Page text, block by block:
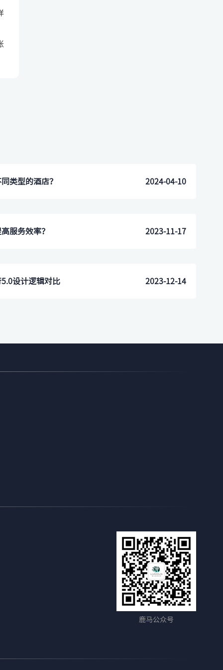
类型的酒店？ 2024-04-10
服务效率？ 2023-11-17
设计逻辑对比 2023-12-14
鹿马公众号